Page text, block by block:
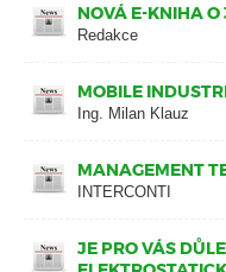
NOVÁ E-KNIHA O
Redakce
MOBILE
Ing. Milan Klauz
MANAGEMENT
INTERCONTI
JE PRO VÁS